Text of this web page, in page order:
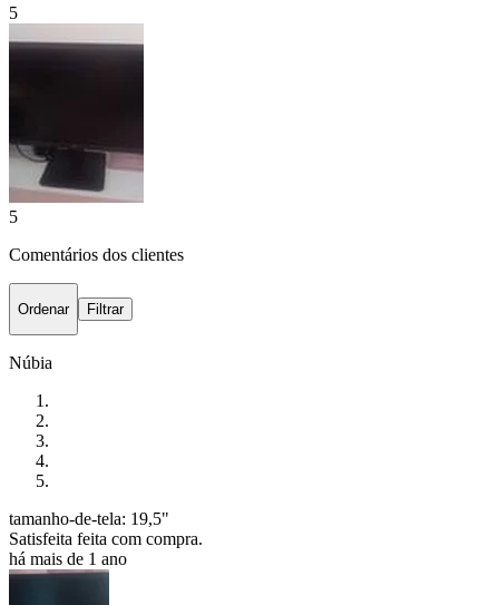
5
5
Comentários dos clientes
Ordenar Filtrar
Núbia
tamanho-de-tela: 19,5"
Satisfeita feita com compra.
há mais de 1 ano